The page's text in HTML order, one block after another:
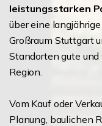
leistungsstarken
über eine
Großraum Stuttgart
Standorten gute
Region.
Vom Kauf oder
Planung, baulichen